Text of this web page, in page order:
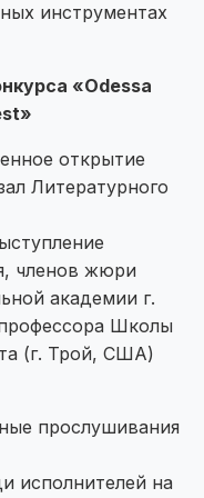
инструментах
«Odessa
открытие
Литературного
членов жюри
академии г.
Школы
(г. Трой, США)
прослушивания
исполнителей на